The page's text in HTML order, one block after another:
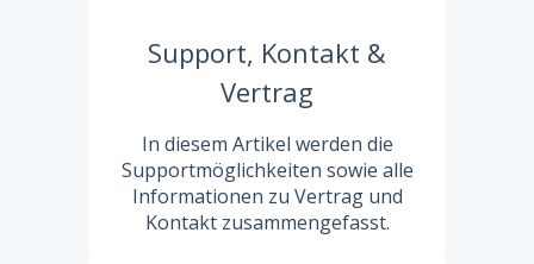
Support, Kontakt &
Vertrag
In diesem Artikel werden die
Supportmöglichkeiten sowie alle
Informationen zu Vertrag und
Kontakt zusammengefasst.